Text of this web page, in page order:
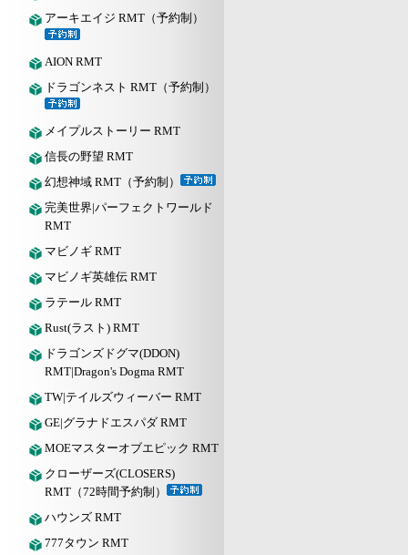
アーキエイジ RMT（予約制）
AION RMT
ドラゴンネスト RMT（予約制）
メイプルストーリー RMT
信長の野望 RMT
幻想神域 RMT（予約制）
完美世界|パーフェクトワールド
RMT
マビノギ RMT
マビノギ英雄伝 RMT
ラテール RMT
Rust(ラスト) RMT
ドラゴンズドグマ(DDON)
RMT|Dragon's Dogma RMT
TW|テイルズウィーバー RMT
GE|グラナドエスパダ RMT
MOEマスターオブエピック RMT
クローザーズ(CLOSERS)
RMT（72時間予約制）
ハウンズ RMT
777タウン RMT